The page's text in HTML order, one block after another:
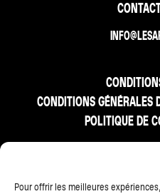
Pour offrir les meilleures
CONDITIONS GÉNÉRALES
POLITIQUE DE